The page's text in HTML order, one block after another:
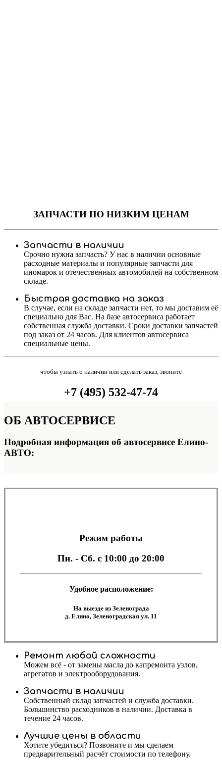
ЗАПЧАСТИПО НИЗКИМ ЦЕНАМ
Запчасти в наличии
Срочно нужна запчасть? У нас в наличии основные
расходные материалы и популярные запчасти для
иномарок и отечественных автомобилей на собственном
складе.
Быстрая доставка на заказ
В случае, если на складе запчасти нет, то мы доставим её
специально для Вас. На базе автосервиса работает
собственная служба доставки. Сроки доставки запчастей
под заказ от 24 часов. Для клиентов автосервиса
специальные цены.
чтобы узнать о наличии или сделать заказ, звоните
+7 (495) 532-47-74
ОБ АВТОСЕРВИСЕ
Подробная информация об автосервисе Елино-
АВТО:
Режим работы
Пн. - Сб. с 10:00 до 20:00
Удобное расположение:
На выезде из Зеленограда
д. Елино, Зеленоградская ул. 11
Ремонт любой сложности
Можем всё - от замены масла до капремонта узлов,
агрегатов и электрооборудования.
Запчасти в наличии
Собственный склад запчастей и служба доставки.
Большинство расходников в наличии. Доставка в
течение 24 часов.
Лучшие цены в области
Хотите убедиться? Позвоните и мы сделаем
предварительный расчёт стоимости по телефону.